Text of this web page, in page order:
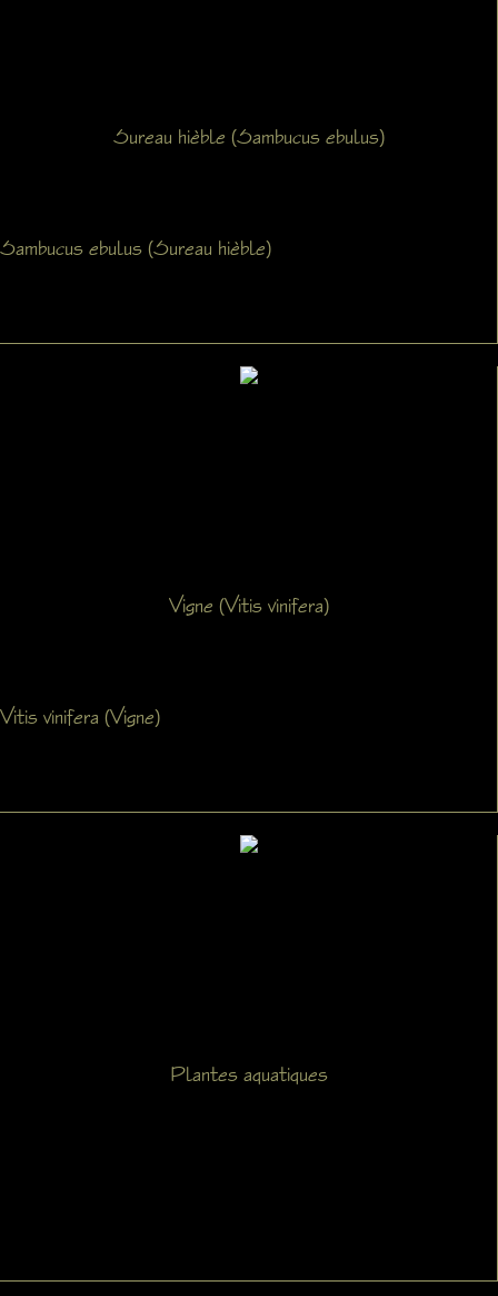
Sureau hièble (Sambucus ebulus)
Sambucus ebulus (Sureau hièble)
Vigne (Vitis vinifera)
Vitis vinifera (Vigne)
Plantes aquatiques